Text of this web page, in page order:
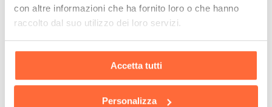
con altre informazioni che ha fornito loro o che hanno
raccolto dal suo utilizzo dei loro servizi.
Accetta tutti
Personalizza